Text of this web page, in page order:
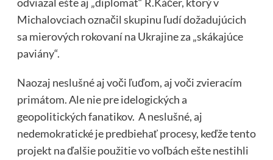
Michalovciach označil skupinu ľudí dožadujúcich
sa mierových rokovaní na Ukrajine za „skákajúce
paviány“.
Naozaj neslušné aj voči ľuďom, aj voči zvieracím
primátom. Ale nie pre idelogických a
geopolitických fanatikov. A neslušné, aj
nedemokratické je predbiehať procesy, keďže tento
projekt na ďalšie použitie vo voľbách ešte nestihli